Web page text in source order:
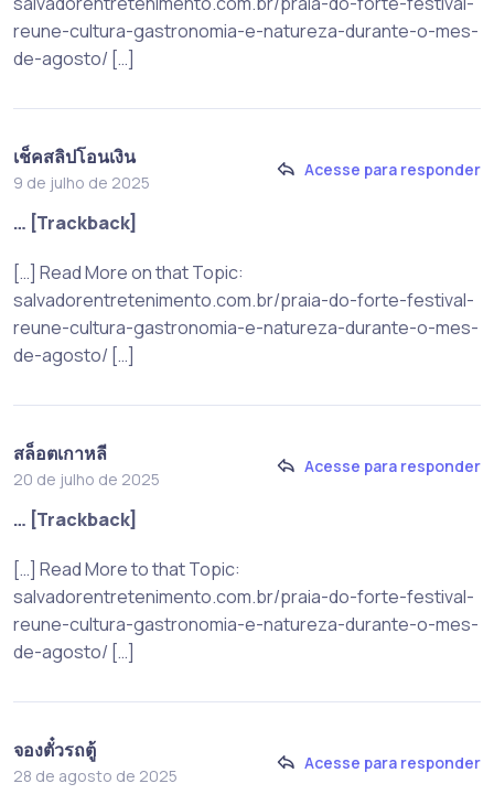
reune-cultura-gastronomia-e-natureza-durante-o-mes-
de-agosto/ […]
เช็คสลิปโอนเงิน
9 de julho de 2025
Acesse para responder
… [Trackback]
[…] Read More on that Topic:
salvadorentretenimento.com.br/praia-do-forte-festival-
reune-cultura-gastronomia-e-natureza-durante-o-mes-
de-agosto/ […]
สล็อตเกาหลี
20 de julho de 2025
Acesse para responder
… [Trackback]
[…] Read More to that Topic:
salvadorentretenimento.com.br/praia-do-forte-festival-
reune-cultura-gastronomia-e-natureza-durante-o-mes-
de-agosto/ […]
จองตั๋วรถตู้
28 de agosto de 2025
Acesse para responder